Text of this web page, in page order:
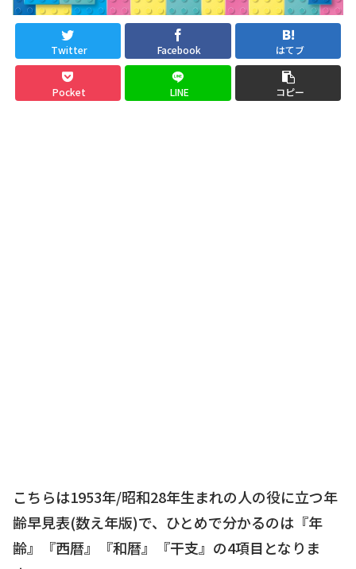
Twitter Facebook はてブ
Pocket LINE コピー
こちらは1953年/昭和28年生まれの人の役に立つ年
齢早見表(数え年版)で、ひとめで分かるのは『年
齢』『西暦』『和暦』『干支』の4項目となりま